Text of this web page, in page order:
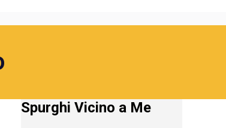
Spurghi Vicino a Me